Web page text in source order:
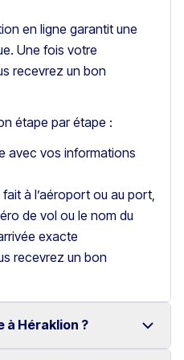
en ligne garantit une
Une fois votre
recevrez un bon
étape par étape :
avec vos informations
à l’aéroport ou au port,
de vol ou le nom du
exacte
recevrez un bon
à Héraklion ?